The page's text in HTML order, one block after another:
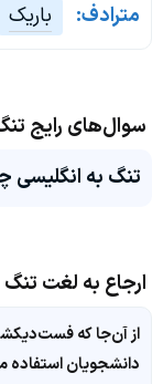
مترادف: باریک
سوال‌های رایج
تنگ به
ارجاع به لغت تنگ
از آن‌جا که
دانشجویان استفاده